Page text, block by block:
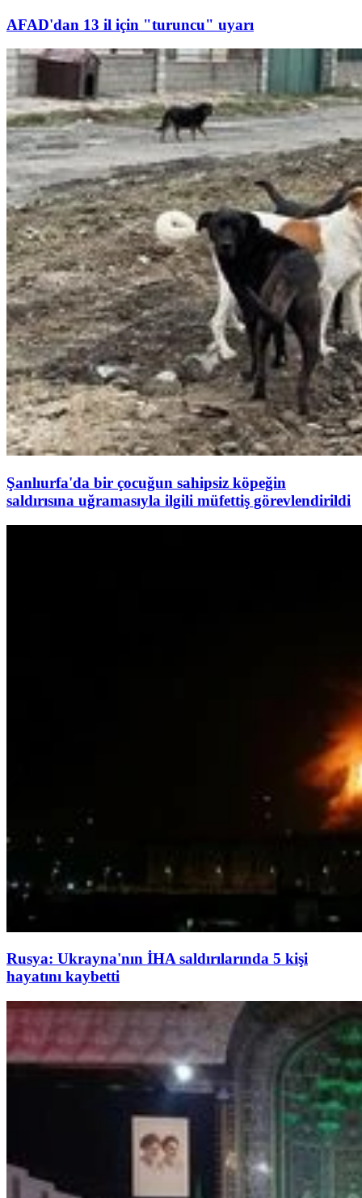
AFAD'dan 13 il için "turuncu" uyarı
Şanlıurfa'da bir çocuğun sahipsiz köpeğin
saldırısına uğramasıyla ilgili müfettiş görevlendirildi
Rusya: Ukrayna'nın İHA saldırılarında 5 kişi
hayatını kaybetti